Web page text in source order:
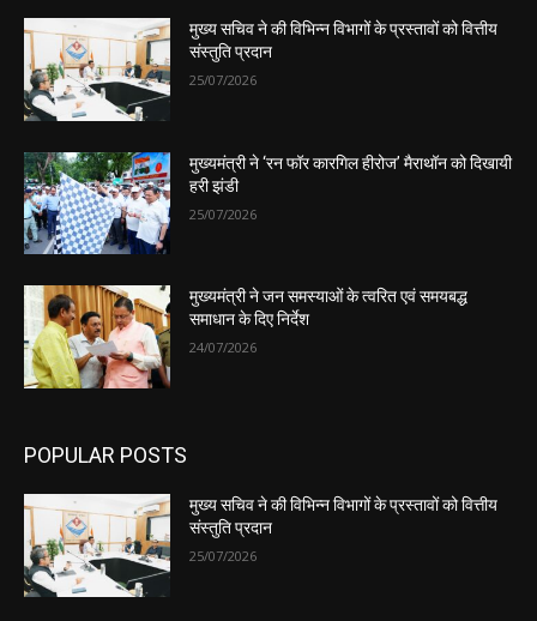
मुख्य सचिव ने की विभिन्न विभागों के प्रस्तावों को वित्तीय
संस्तुति प्रदान
25/07/2026
मुख्यमंत्री ने ‘रन फॉर कारगिल हीरोज’ मैराथॉन को दिखायी
हरी झंडी
25/07/2026
मुख्यमंत्री ने जन समस्याओं के त्वरित एवं समयबद्ध
समाधान के दिए निर्देश
24/07/2026
POPULAR POSTS
मुख्य सचिव ने की विभिन्न विभागों के प्रस्तावों को वित्तीय
संस्तुति प्रदान
25/07/2026